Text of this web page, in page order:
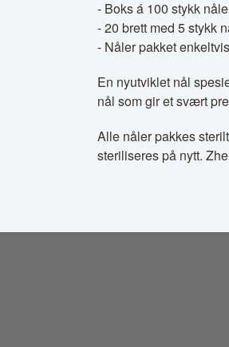
- Boks á 100 stykk
- 20 brett med 5 stykk
- Nåler pakket enkeltvis
En nyutviklet nål
nål som gir et svært
Alle nåler pakkes
steriliseres på nytt.